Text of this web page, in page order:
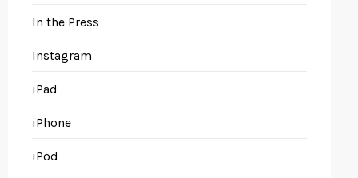
In the Press
Instagram
iPad
iPhone
iPod